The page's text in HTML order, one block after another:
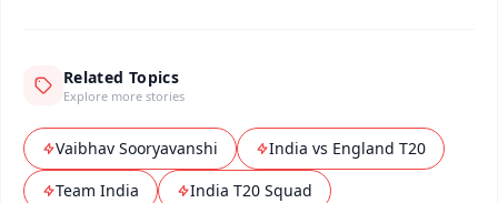
Related Topics
Explore more stories
Vaibhav Sooryavanshi
India vs England T20
Team India
India T20 Squad